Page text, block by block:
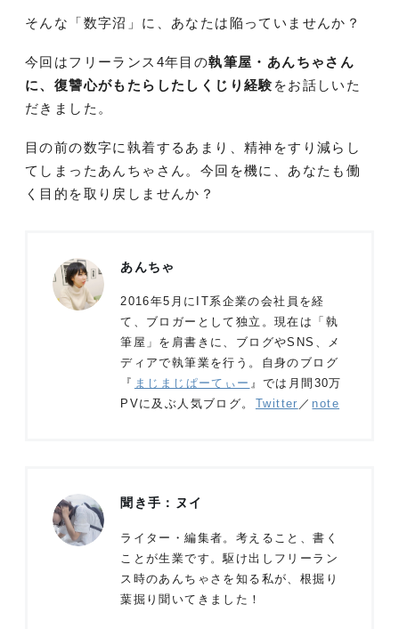
そんな「数字沼」に、あなたは陥っていませんか？
今回はフリーランス4年目の執筆屋・あんちゃさん
に、復讐心がもたらしたしくじり経験 をお話しいた
だきました。
目の前の数字に執着するあまり、精神をすり減らし
てしまったあんちゃさん。今回を機に、あなたも働
く目的を取り戻しませんか？
あんちゃ
2016年5月にIT系企業の会社員を経
て、ブロガーとして独立。現在は「執
筆屋」を肩書きに、ブログやSNS、メ
ディアで執筆業を行う。自身のブログ
『 まじまじぱーてぃー 』では月間30万
PVに及ぶ人気ブログ。 Twitter ／ note
聞き手：ヌイ
ライター・編集者。考えること、書く
ことが生業です。駆け出しフリーラン
ス時のあんちゃさを知る私が、根掘り
葉掘り聞いてきました！